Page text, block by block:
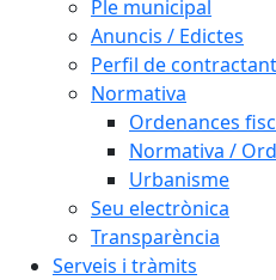
Ple municipal
Anuncis / Edictes
Perfil de contractant
Normativa
Ordenances
Normativa /
Urbanisme
Seu electrònica
Transparència
Serveis i tràmits